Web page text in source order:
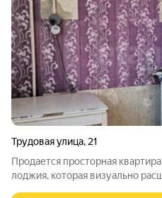
Трудовая улица, 21
Продается просторная
лоджия, которая визуально